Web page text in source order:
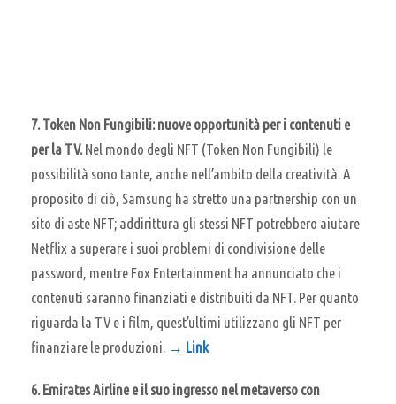
7. Token Non Fungibili: nuove opportunità per i contenuti e
per la TV.Nel mondo degli NFT (Token Non Fungibili) le
possibilità sono tante, anche nell’ambito della creatività. A
proposito di ciò, Samsung ha stretto una partnership con un
sito di aste NFT; addirittura gli stessi NFT potrebbero aiutare
Netflix a superare i suoi problemi di condivisione delle
password, mentre Fox Entertainment ha annunciato che i
contenuti saranno finanziati e distribuiti da NFT. Per quanto
riguarda la TV e i film, quest’ultimi utilizzano gli NFT per
finanziare le produzioni. → Link
6. Emirates Airline e il suo ingresso nel metaverso con